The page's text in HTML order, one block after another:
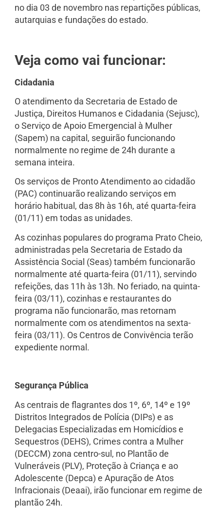
no dia 03 de novembro nas repartições públicas,
autarquias e fundações do estado.
Veja como vai funcionar:
Cidadania
O atendimento da Secretaria de Estado de
Justiça, Direitos Humanos e Cidadania (Sejusc),
o Serviço de Apoio Emergencial à Mulher
(Sapem) na capital, seguirão funcionando
normalmente no regime de 24h durante a
semana inteira.
Os serviços de Pronto Atendimento ao cidadão
(PAC) continuarão realizando serviços em
horário habitual, das 8h às 16h, até quarta-feira
(01/11) em todas as unidades.
As cozinhas populares do programa Prato Cheio,
administradas pela Secretaria de Estado da
Assistência Social (Seas) também funcionarão
normalmente até quarta-feira (01/11), servindo
refeições, das 11h às 13h. No feriado, na quinta-
feira (03/11), cozinhas e restaurantes do
programa não funcionarão, mas retornam
normalmente com os atendimentos na sexta-
feira (03/11). Os Centros de Convivência terão
expediente normal.
Segurança Pública
As centrais de flagrantes dos 1º, 6º, 14º e 19º
Distritos Integrados de Polícia (DIPs) e as
Delegacias Especializadas em Homicídios e
Sequestros (DEHS), Crimes contra a Mulher
(DECCM) zona centro-sul, no Plantão de
Vulneráveis (PLV), Proteção à Criança e ao
Adolescente (Depca) e Apuração de Atos
Infracionais (Deaai), irão funcionar em regime de
plantão 24h.